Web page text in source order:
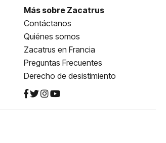
Más sobre Zacatrus
Contáctanos
Quiénes somos
Zacatrus en Francia
Preguntas Frecuentes
Derecho de desistimiento